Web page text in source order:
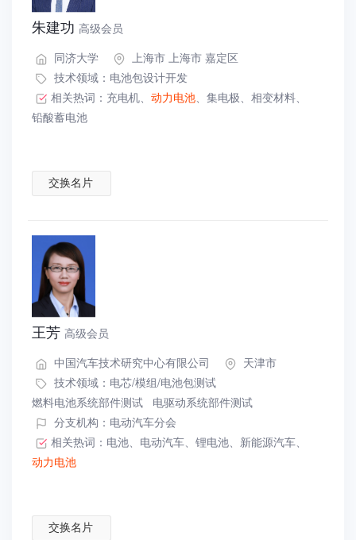
朱建功 高级会员
同济大学
上海市 上海市 嘉定区
技术领域： 电池包设计开发
相关热词： 充电机、 动力电池、 集电极、 相变材料、
铅酸蓄电池
交换名片
王芳 高级会员
中国汽车技术研究中心有限公司
天津市
技术领域： 电芯/模组/电池包测试
燃料电池系统部件测试
电驱动系统部件测试
分支机构：电动汽车分会
相关热词： 电池、 电动汽车、 锂电池、 新能源汽车、
动力电池
交换名片